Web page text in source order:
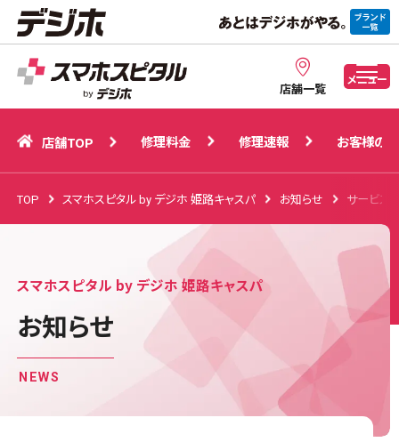
店舗一覧
メニュー
店舗TOP 修理速報 お客様の声
店舗TOP 修理料金 修理速報 お客様の声
TOP スマホスピタル by デジホ 姫路キャスパ お知らせ サービス
スマホスピタル by デジホ 姫路キャスパ
お知らせ
NEWS